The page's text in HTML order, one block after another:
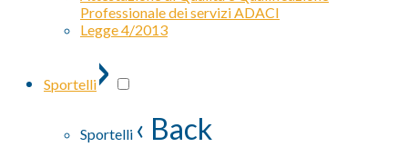
Professionale dei servizi ADACI
Legge 4/2013
Sportelli›
Sportelli ‹ Back